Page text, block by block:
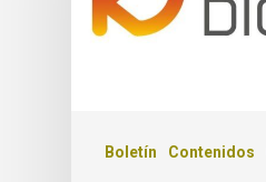
Boletín Contenidos